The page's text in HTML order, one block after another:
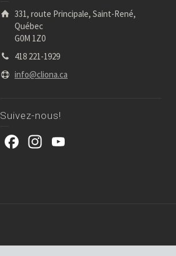
331, route Principale, Saint-René,
Québec
G0M 1Z0
418 221-1929
info@cliona.ca
Suivez-nous!
Facebook
Instagram